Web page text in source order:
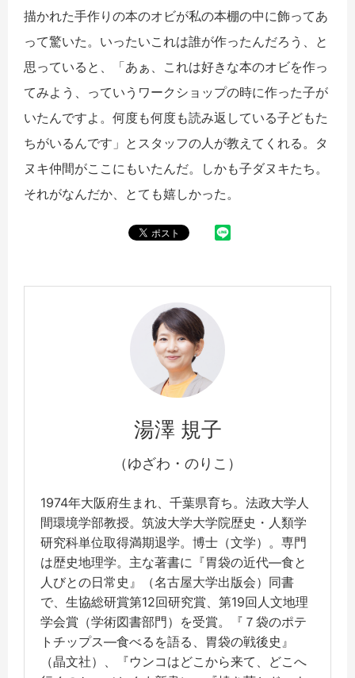
描かれた手作りの本のオビが私の本棚の中に飾ってあ
って驚いた。いったいこれは誰が作ったんだろう、と
思っていると、「あぁ、これは好きな本のオビを作っ
てみよう、っていうワークショップの時に作った子が
いたんですよ。何度も何度も読み返している子どもた
ちがいるんです」とスタッフの人が教えてくれる。タ
ヌキ仲間がここにもいたんだ。しかも子ダヌキたち。
それがなんだか、とても嬉しかった。
湯澤 規子
（ゆざわ・のりこ）
1974年大阪府生まれ、千葉県育ち。法政大学人
間環境学部教授。筑波大学大学院歴史・人類学
研究科単位取得満期退学。博士（文学）。専門
は歴史地理学。主な著書に『胃袋の近代―食と
人びとの日常史』（名古屋大学出版会）同書
で、生協総研賞第12回研究賞、第19回人文地理
学会賞（学術図書部門）を受賞。『７袋のポテ
トチップス―食べるを語る、胃袋の戦後史』
（晶文社）、『ウンコはどこから来て、どこへ